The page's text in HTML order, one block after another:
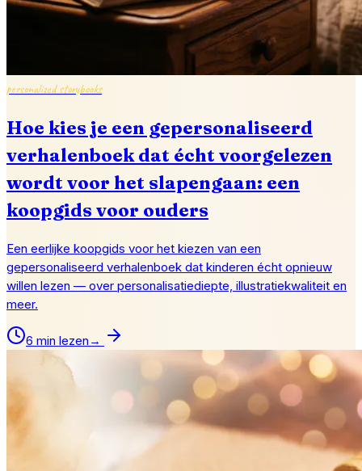
personalized storybooks
Hoe kies je een gepersonaliseerd
verhalenboek dat écht voorgelezen
wordt voor het slapengaan: een
koopgids voor ouders
Een eerlijke koopgids voor het kiezen van een
gepersonaliseerd verhalenboek dat kinderen écht opnieuw
willen lezen — over personalisatiediepte, illustratiekwaliteit en
meer.
6 min lezen →